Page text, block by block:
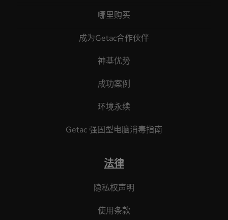
哪里购买
成为Getac合作伙伴
神基优势
成功案例
环境永续
Getac 强固型电脑消毒指南
法律
隐私权声明
使用条款